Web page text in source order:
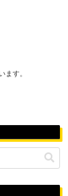
ます。